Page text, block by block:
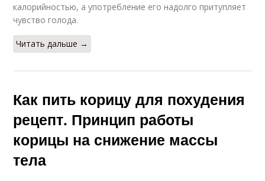
калорийностью, а употребление его надолго притупляет
чувство голода.
Читать дальше →
Как пить корицу для похудения
рецепт. Принцип работы
корицы на снижение массы
тела